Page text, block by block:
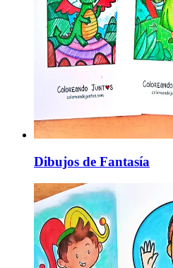
Dibujos de Fantasía